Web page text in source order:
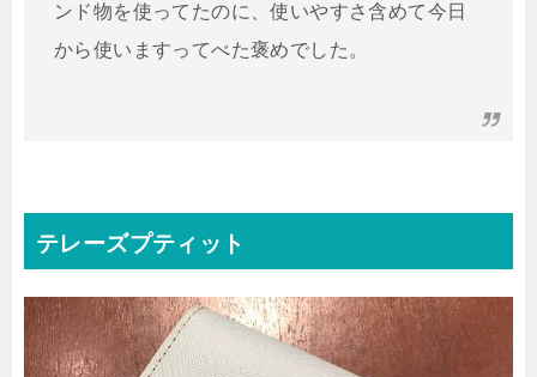
ンド物を使ってたのに、使いやすさ含めて今日
から使いますってべた褒めでした。
テレーズプティット